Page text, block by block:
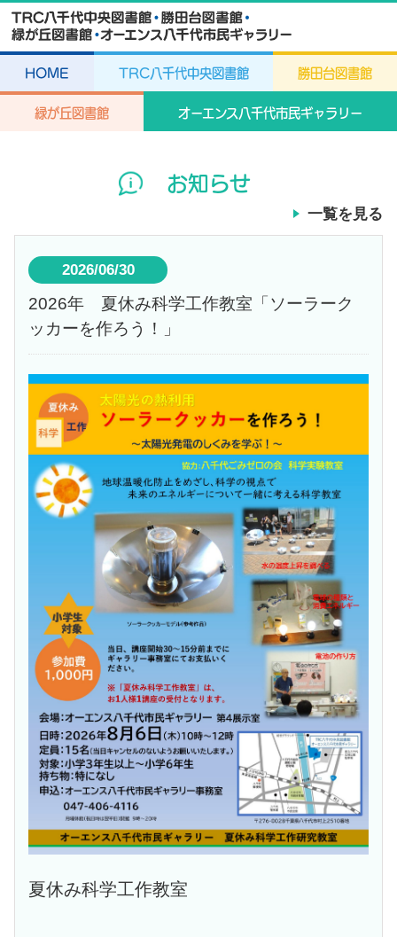
HOME TRC八千代中央図書館 勝田台図書館
緑が丘図書館 オーエンス八千代市民ギャラリー
お知らせ
一覧を見る
2026/06/30
2026年 夏休み科学工作教室「ソーラーク
ッカーを作ろう！」
夏休み科学工作教室